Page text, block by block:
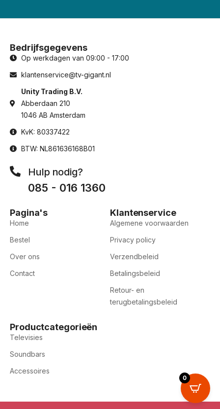
Bedrijfsgegevens
Op werkdagen van 09:00 - 17:00
klantenservice@tv-gigant.nl
Unity Trading B.V.
Abberdaan 210
1046 AB Amsterdam
KvK: 80337422
BTW: NL861636168B01
Hulp nodig?
085 - 016 1360
Pagina's
Home
Bestel
Over ons
Contact
Klantenservice
Algemene voorwaarden
Privacy policy
Verzendbeleid
Betalingsbeleid
Retour- en
terugbetalingsbeleid
Productcategorieën
Televisies
Soundbars
Accessoires
0